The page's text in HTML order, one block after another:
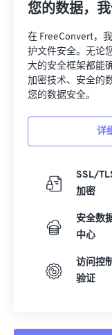
您的数据，
在 FreeConvert，
护文件安全。无论
大的安全框架都能
加密技术、安全的
您的数据安全。
详
SSL/
加密
安全数
中心
访问控
验证